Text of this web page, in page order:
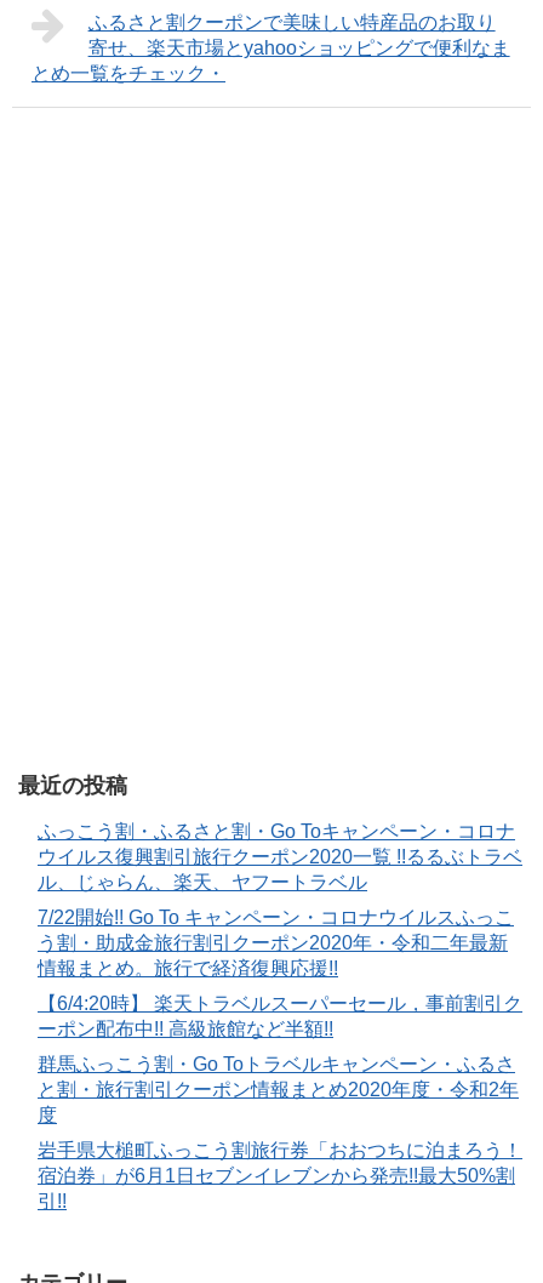
ふるさと割クーポンで美味しい特産品のお取り
寄せ、楽天市場とyahooショッピングで便利なま
とめ一覧をチェック・
最近の投稿
ふっこう割・ふるさと割・Go Toキャンペーン・コロナ
ウイルス復興割引旅行クーポン2020一覧 !!るるぶトラベ
ル、じゃらん、楽天、ヤフートラベル
7/22開始!! Go To キャンペーン・コロナウイルスふっこ
う割・助成金旅行割引クーポン2020年・令和二年最新
情報まとめ。旅行で経済復興応援!!
【6/4:20時】 楽天トラベルスーパーセール，事前割引ク
ーポン配布中!! 高級旅館など半額!!
群馬ふっこう割・Go Toトラベルキャンペーン・ふるさ
と割・旅行割引クーポン情報まとめ2020年度・令和2年
度
岩手県大槌町ふっこう割旅行券「おおつちに泊まろう！
宿泊券」が6月1日セブンイレブンから発売!!最大50%割
引!!